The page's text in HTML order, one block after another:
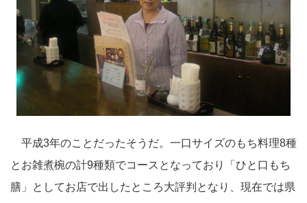
平成3年のことだったそうだ。一口サイズのもち料理8種
とお雑煮椀の計9種類でコースとなっており「ひと口もち
膳」としてお店で出したところ大評判となり、現在では県